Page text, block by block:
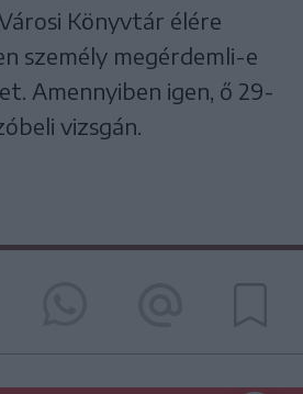
Könyvtár élére
személy megérdemli-e
Amennyiben igen, ő 29-
vizsgán.